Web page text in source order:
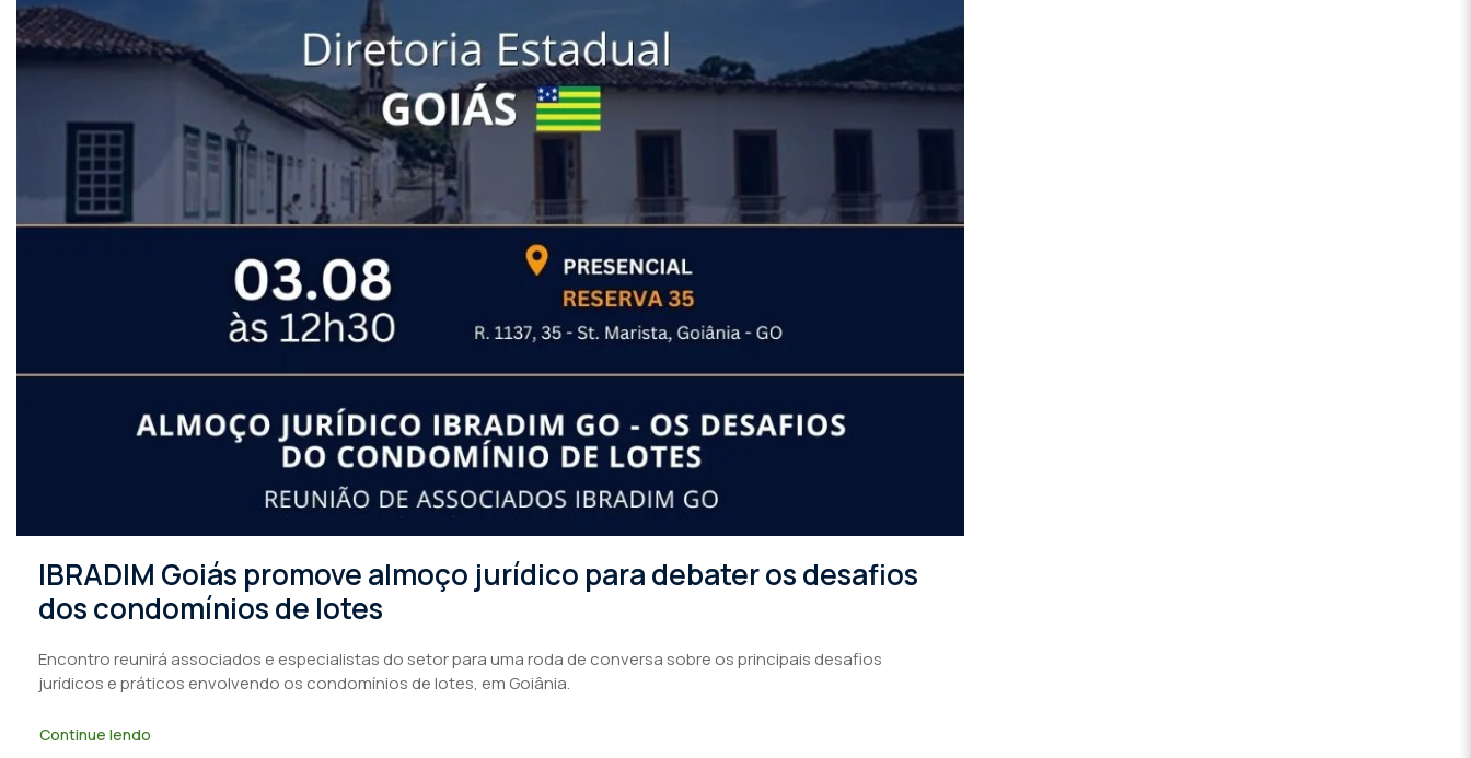
IBRADIM Goiás promove almoço jurídico para debater os desafios
dos condomínios de lotes
Encontro reunirá associados e especialistas do setor para uma roda de conversa sobre os principais desafios
jurídicos e práticos envolvendo os condomínios de lotes, em Goiânia.
Continue lendo